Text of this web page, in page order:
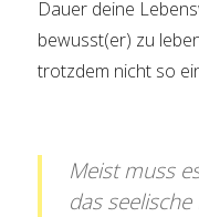
Dauer deine
bewusst(er) zu
trotzdem nicht so
Meist muss
das